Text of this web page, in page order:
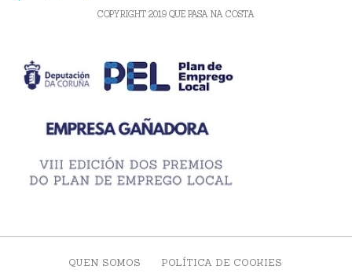
COPYRIGHT 2019 QUE PASA NA COSTA
QUEN SOMOS
POLÍTICA DE COOKIES